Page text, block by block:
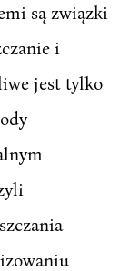
są związki
i
jest tylko